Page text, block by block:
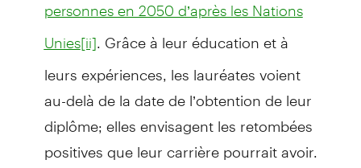
personnes en 2050 d’après les Nations
Unies[ii] . Grâce à leur éducation et à
leurs expériences, les lauréates voient
au-delà de la date de l’obtention de leur
diplôme; elles envisagent les retombées
positives que leur carrière pourrait avoir.